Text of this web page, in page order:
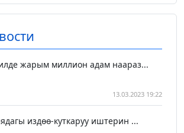
жарым миллион адам наараз...
13.03.2023 19:22
издөө-куткаруу иштерин ...